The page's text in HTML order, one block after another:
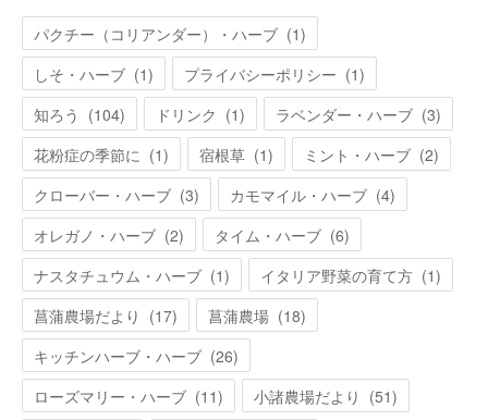
パクチー（コリアンダー）・ハーブ (1)
しそ・ハーブ (1) プライバシーポリシー (1)
知ろう (104) ドリンク (1) ラベンダー・ハーブ (3)
花粉症の季節に (1) 宿根草 (1) ミント・ハーブ (2)
クローバー・ハーブ (3) カモマイル・ハーブ (4)
オレガノ・ハーブ (2) タイム・ハーブ (6)
ナスタチュウム・ハーブ (1) イタリア野菜の育て方 (1)
菖蒲農場だより (17) 菖蒲農場 (18)
キッチンハーブ・ハーブ (26)
ローズマリー・ハーブ (11) 小諸農場だより (51)